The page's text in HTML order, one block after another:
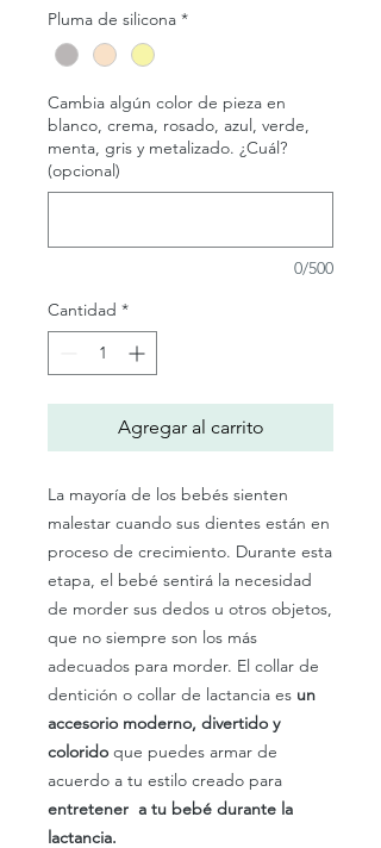
Pluma de silicona *
Cambia algún color de pieza en
blanco, crema, rosado, azul, verde,
menta, gris y metalizado. ¿Cuál?
(opcional)
0/500
Cantidad *
Agregar al carrito
La mayoría de los bebés sienten
malestar cuando sus dientes están en
proceso de crecimiento. Durante esta
etapa, el bebé sentirá la necesidad
de morder sus dedos u otros objetos,
que no siempre son los más
adecuados para morder. El collar de
dentición o collar de lactancia es un
accesorio moderno, divertido y
colorido que puedes armar de
acuerdo a tu estilo creado para
entretener a tu bebé durante la
lactancia.